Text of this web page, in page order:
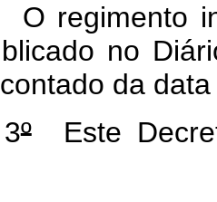
O regimento
no
da
ºEste